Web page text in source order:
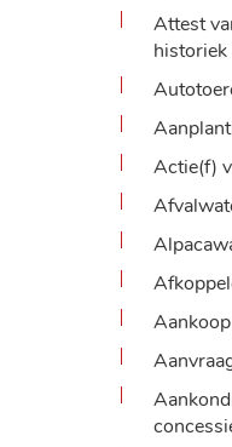
Attest
historiek
Actie(f)